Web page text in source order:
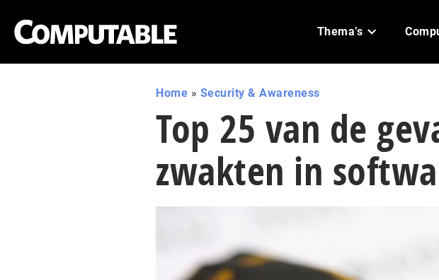
Thema’s
Home » Security & Awareness
Top 25 van de
zwakten in